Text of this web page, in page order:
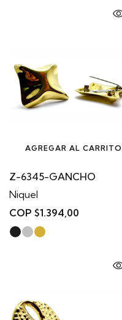
AGREGAR AL CARRITO
Z-6345-GANCHO
Niquel
COP $1.394,00